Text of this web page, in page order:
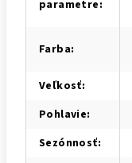
parametre:
Farba:
Veľkosť:
Pohlavie:
Sezónnosť: